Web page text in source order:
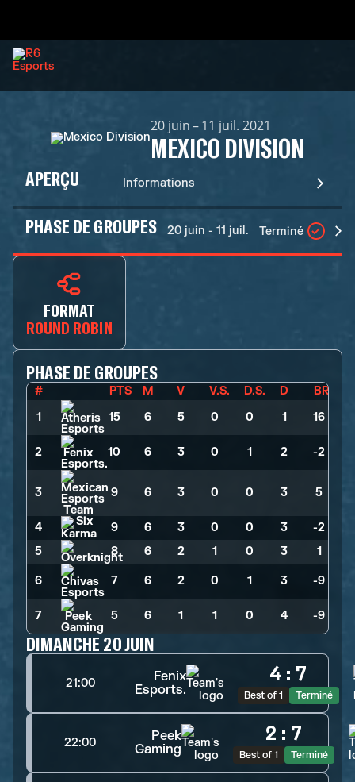
20 juin – 11 juil. 2021
MEXICO DIVISION
APERÇU Informations
PHASE DE GROUPES 20 juin - 11 juil. Terminé
FORMAT
ROUND ROBIN
PHASE DE GROUPES
# PTS M V V.S. D.S. D
BR
1
15 6 5 0 0 1 16
2 10 6 3 0 1 2 -2
3 9 6 3 0 0 3 5
4 9 6 3 0 0 3
-2
5
8 6 2 1 0 3 1
6 7 6 2 0 1 3 -9
7 5 6 1 1 0 4 -9
DIMANCHE 20 JUIN
21:00
Fenix
Esports.
4 : 7
Best of 1 Terminé
22:00
Peek
Gaming
2 : 7
Best of 1 Terminé